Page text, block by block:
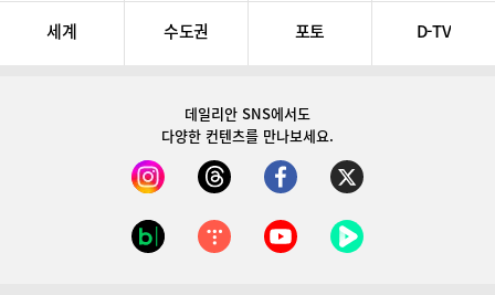
세계 수도권 포토 D-TV
데일리안 SNS에서도
다양한 컨텐츠를 만나보세요.